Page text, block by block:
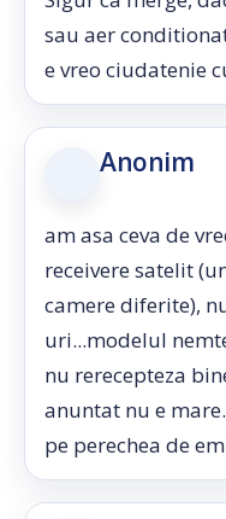
sau aer
e vreo ciudatenie
Anonim
am asa ceva de
receivere satelit
camere diferite),
uri...modelul
nu rerecepteza
anuntat nu e
pe perechea de